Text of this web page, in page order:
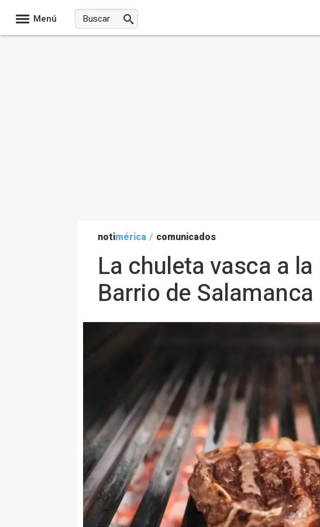
Menú
notimérica / comunicados
La chuleta vasca a
Barrio de Salamanca